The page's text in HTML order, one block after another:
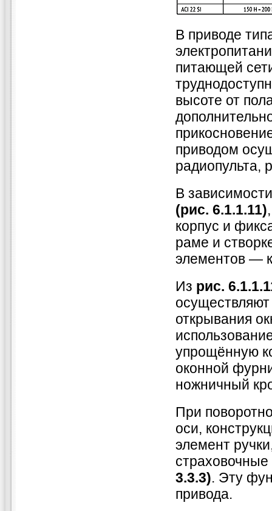
В приводе
питающей
высоте от
приводом
радиопульта,
В
(рис. 6.1.1.11)
корпус и
раме и
элементов —
Из рис.
открывания
упрощённую
оконной
ножничный
При
оси,
элемент
3.3.3). Эту
привода.